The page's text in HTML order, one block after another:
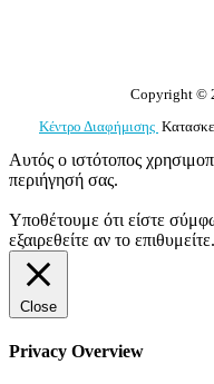
Copyright ©
Κέντρο Διαφήμισης
Αυτός ο ιστότοπος
περιήγησή σας.
Υποθέτουμε ότι είστε
εξαιρεθείτε αν το επιθυμείτε.
Close
Privacy Overview